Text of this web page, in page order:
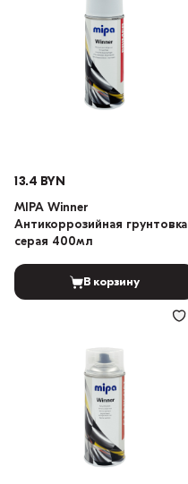
13.4 BYN
MIPA Winner
Антикоррозийная грунтовка
серая 400мл
В корзину